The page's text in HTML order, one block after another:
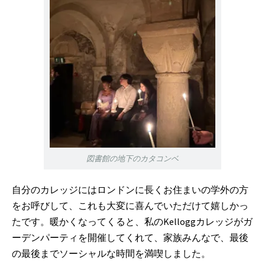
図書館の地下のカタコンベ
自分のカレッジにはロンドンに長くお住まいの学外の方
をお呼びして、これも大変に喜んでいただけて嬉しかっ
たです。暖かくなってくると、私のKelloggカレッジがガ
ーデンパーティを開催してくれて、家族みんなで、最後
の最後までソーシャルな時間を満喫しました。